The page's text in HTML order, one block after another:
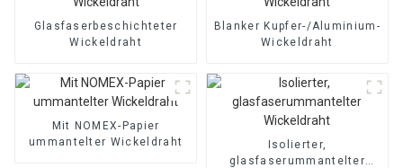
Glasfaserbeschichteter
Wickeldraht
Blanker Kupfer-/Aluminium-
Wickeldraht
Mit NOMEX-Papier
ummantelter Wickeldraht
Isolierter,
glasfaserummantelter